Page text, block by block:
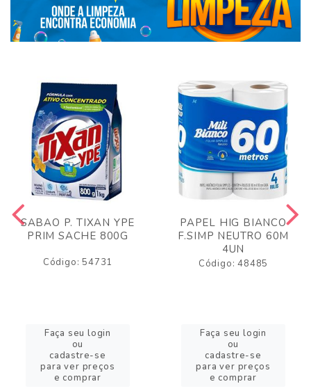
SABAO P. TIXAN YPE
PRIM SACHE 800G
Código: 54731
Faça seu login
ou
cadastre-se
para ver preços
e comprar
PAPEL HIG BIANCO
F.SIMP NEUTRO 60M
4UN
Código: 48485
Faça seu login
ou
cadastre-se
para ver preços
e comprar